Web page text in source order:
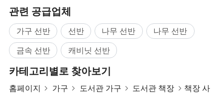
관련 생산
관련 공급업체
가구 선반 선반 나무 선반
나무 선반
금속 선반
캐비닛 선반
카테고리별로 찾아보기
홈페이지 가구 도서관 가구 도서관 책장 책장 사